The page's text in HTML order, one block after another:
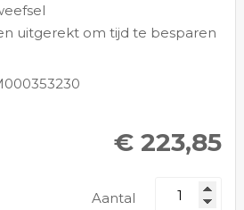
uitgerekt om tijd te besparen
€ 223,85
Aantal